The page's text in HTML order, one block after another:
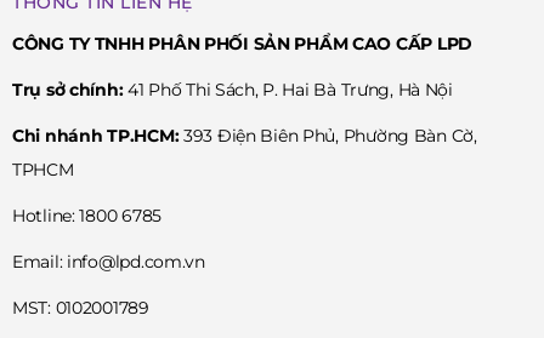
CÔNG TY TNHH PHÂN PHỐI SẢN PHẨM CAO CẤP LPD
Trụ sở chính:41 Phố Thi Sách, P. Hai Bà Trưng, Hà Nội
Chi nhánh TP.HCM:393 Điện Biên Phủ, Phường Bàn Cờ,
TPHCM
Hotline: 1800 6785
Email: info@lpd.com.vn
MST: 0102001789